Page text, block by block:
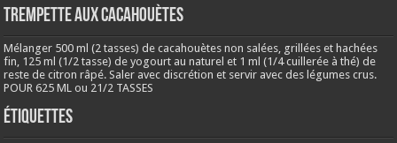
Trempette aux cacahouètes
Mélanger 500 ml (2 tasses) de cacahouètes non salées, grillées et hachées
fin, 125 ml (1/2 tasse) de yogourt au naturel et 1 ml (1/4 cuillerée à thé) de
reste de citron râpé. Saler avec discrétion et servir avec des légumes crus.
POUR 625 ML ou 21/2 TASSES
Étiquettes